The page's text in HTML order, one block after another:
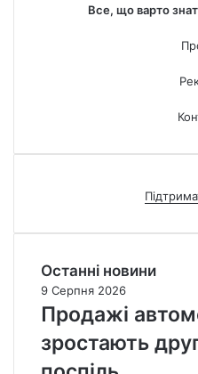
Все, що варто
Останні новини
9 Серпня 2026
Продажі
зростають